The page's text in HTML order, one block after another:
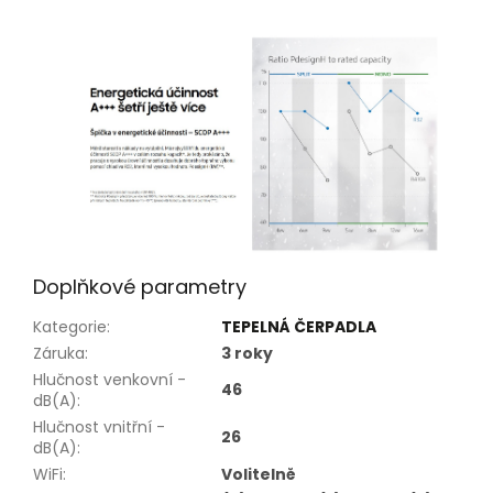
Doplňkové parametry
Kategorie:
TEPELNÁ ČERPADLA
Záruka:
3 roky
Hlučnost venkovní -
dB(A):
46
Hlučnost vnitřní -
dB(A):
26
WiFi:
Volitelně